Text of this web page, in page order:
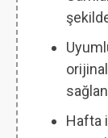
Hafta